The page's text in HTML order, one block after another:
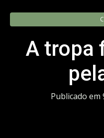
A tropa
Publicado em